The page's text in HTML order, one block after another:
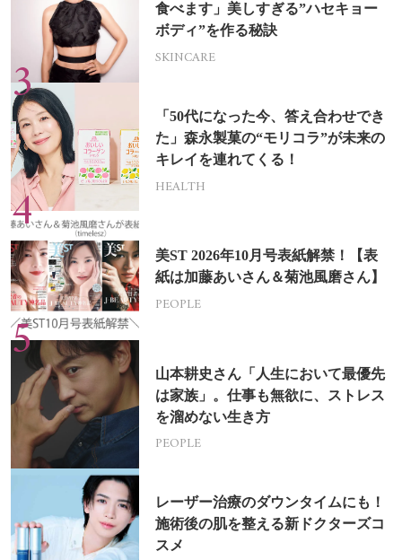
食べます」美しすぎる”ハセキョー
ボディ”を作る秘訣
SKINCARE
「50代になった今、答え合わせでき
た」森永製菓の“モリコラ”が未来の
キレイを連れてくる！
HEALTH
美ST 2026年10月号表紙解禁！【表
紙は加藤あいさん＆菊池風磨さん】
PEOPLE
山本耕史さん「人生において最優先
は家族」。仕事も無欲に、ストレス
を溜めない生き方
PEOPLE
レーザー治療のダウンタイムにも！
施術後の肌を整える新ドクターズコ
スメ